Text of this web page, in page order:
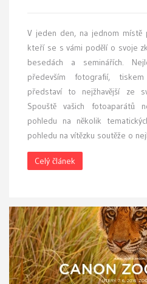
V jeden den, na jednom
kteří se s vámi podělí o svoje
besedách a seminářích.
především fotografií,
představí to nejžhavější ze
Spouště vašich fotoaparátů
pohledu na několik
pohledu na vítězku soutěže o
Celý článek